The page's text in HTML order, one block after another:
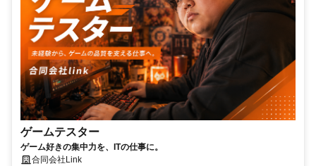
ゲームテスター
ゲーム好きの集中力を、ITの仕事に。
合同会社Link